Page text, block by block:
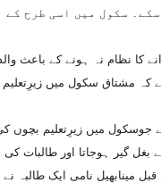
سکول میں اسی طرح
نظام نہ ہونے کے باعث
میں زیرِتعلیم بچوں
گیر ہوجاتا اور طالبات کی
مینابھیل نامی ایک طالبہ